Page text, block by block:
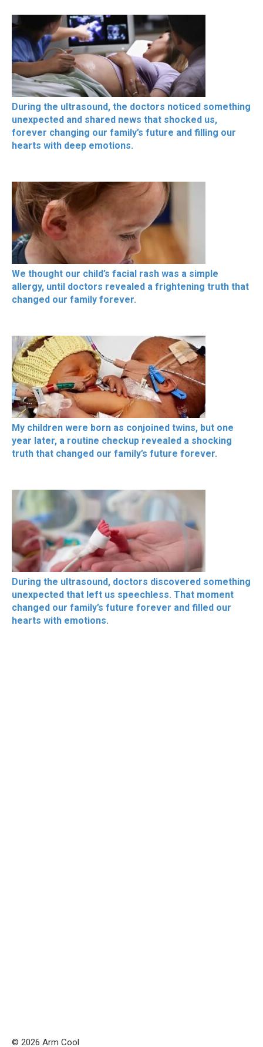
During the ultrasound, the doctors noticed something
unexpected and shared news that shocked us,
forever changing our family’s future and filling our
hearts with deep emotions.
We thought our child’s facial rash was a simple
allergy, until doctors revealed a frightening truth that
changed our family forever.
My children were born as conjoined twins, but one
year later, a routine checkup revealed a shocking
truth that changed our family’s future forever.
During the ultrasound, doctors discovered something
unexpected that left us speechless. That moment
changed our family’s future forever and filled our
hearts with emotions.
© 2026 Arm Cool